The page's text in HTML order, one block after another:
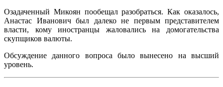
Озадаченный Микоян пообещал разобраться. Как оказалось,
Анастас Иванович был далеко не первым представителем
власти, кому иностранцы жаловались на домогательства
скупщиков валюты.
Обсуждение данного вопроса было вынесено на высший
уровень.